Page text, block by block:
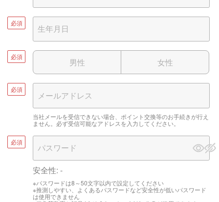
必須
必須
男性 女性
必須
当社メールを受信できない場合、ポイント交換等のお手続きが行え
ません。必ず受信可能なアドレスを入力してください。
必須
安全性: -
※パスワードは8～50文字以内で設定してください
※推測しやすい、よくあるパスワードなど安全性が低いパスワード
は使用できません